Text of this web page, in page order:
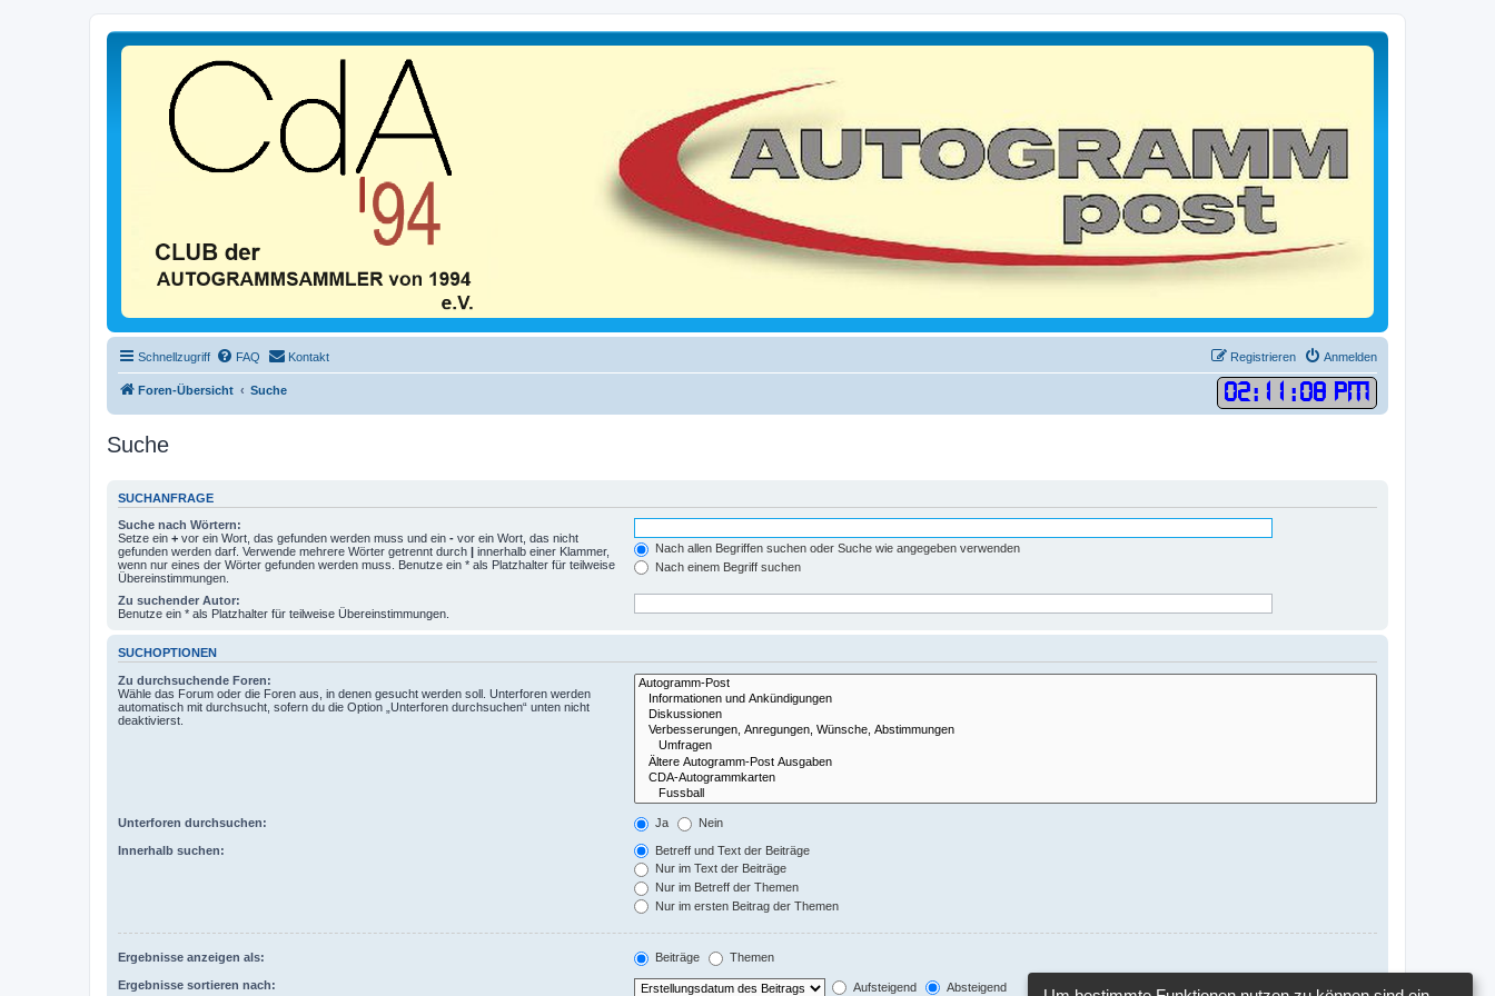
Schnellzugriff FAQ Kontakt Anmelden
Registrieren
Foren-Übersicht Suche 02: 11 :08 PM
Suche
SUCHANFRAGE
Suche nach Wörtern:
Setze ein + vor ein Wort, das gefunden werden muss und ein - vor ein Wort, das nicht
gefunden werden darf. Verwende mehrere Wörter getrennt durch | innerhalb einer Klammer,
wenn nur eines der Wörter gefunden werden muss. Benutze ein * als Platzhalter für teilweise
Übereinstimmungen.
Nach allen Begriffen suchen oder Suche wie angegeben verwenden
Nach einem Begriff suchen
Zu suchender Autor:
Benutze ein * als Platzhalter für teilweise Übereinstimmungen.
SUCHOPTIONEN
Zu durchsuchende Foren:
Wähle das Forum oder die Foren aus, in denen gesucht werden soll. Unterforen werden
automatisch mit durchsucht, sofern du die Option „Unterforen durchsuchen“ unten nicht
deaktivierst.
Unterforen durchsuchen: Ja Nein
Innerhalb suchen:
Betreff und Text der Beiträge
Nur im Text der Beiträge
Nur im Betreff der Themen
Nur im ersten Beitrag der Themen
Ergebnisse anzeigen als: Beiträge Themen
Ergebnisse sortieren nach: Aufsteigend Absteigend